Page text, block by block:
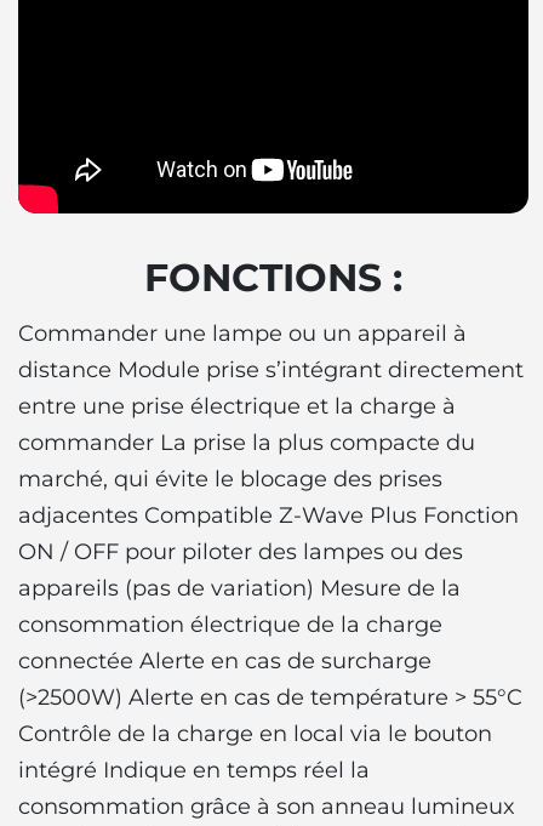
FONCTIONS :
Commander une lampe ou un appareil à
distance Module prise s’intégrant directement
entre une prise électrique et la charge à
commander La prise la plus compacte du
marché, qui évite le blocage des prises
adjacentes Compatible Z-Wave Plus Fonction
ON / OFF pour piloter des lampes ou des
appareils (pas de variation) Mesure de la
consommation électrique de la charge
connectée Alerte en cas de surcharge
(>2500W) Alerte en cas de température > 55°C
Contrôle de la charge en local via le bouton
intégré Indique en temps réel la
consommation grâce à son anneau lumineux